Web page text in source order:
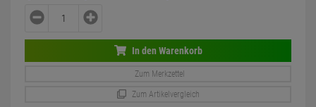
In den Warenkorb
Zum Merkzettel
Zum Artikelvergleich